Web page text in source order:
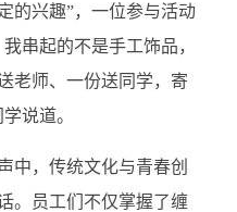
的兴趣”，一位参与活动
串起的不是手工饰品，
老师、一份送同学，寄
说道。
中，传统文化与青春创
。员工们不仅掌握了缠